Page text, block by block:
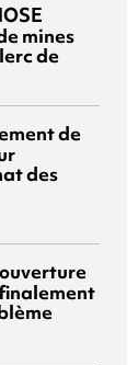
mines
de
de
des